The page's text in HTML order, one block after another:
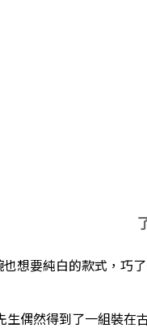
想要純白的款式，巧
偶然得到了一組裝